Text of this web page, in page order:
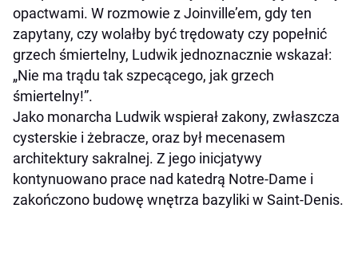
opactwami. W rozmowie z Joinville’em, gdy ten
zapytany, czy wolałby być trędowaty czy popełnić
grzech śmiertelny, Ludwik jednoznacznie wskazał:
„Nie ma trądu tak szpecącego, jak grzech
śmiertelny!”.
Jako monarcha Ludwik wspierał zakony, zwłaszcza
cysterskie i żebracze, oraz był mecenasem
architektury sakralnej. Z jego inicjatywy
kontynuowano prace nad katedrą Notre-Dame i
zakończono budowę wnętrza bazyliki w Saint-Denis.